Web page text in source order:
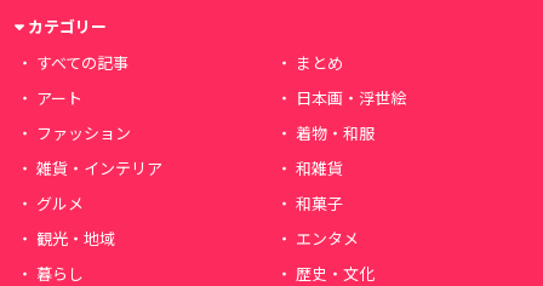
カテゴリー
すべての記事
まとめ
アート
日本画・浮世絵
ファッション
着物・和服
雑貨・インテリア
和雑貨
グルメ
和菓子
観光・地域
エンタメ
暮らし
歴史・文化